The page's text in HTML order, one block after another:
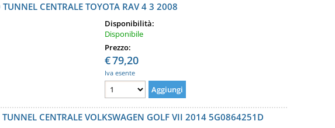
CENTRALE TOYOTA RAV 4 3 2008
Disponibilità:
Disponibile
Prezzo:
€79,20
Iva esente
CENTRALE VOLKSWAGEN GOLF VII 2014 5G0864251D